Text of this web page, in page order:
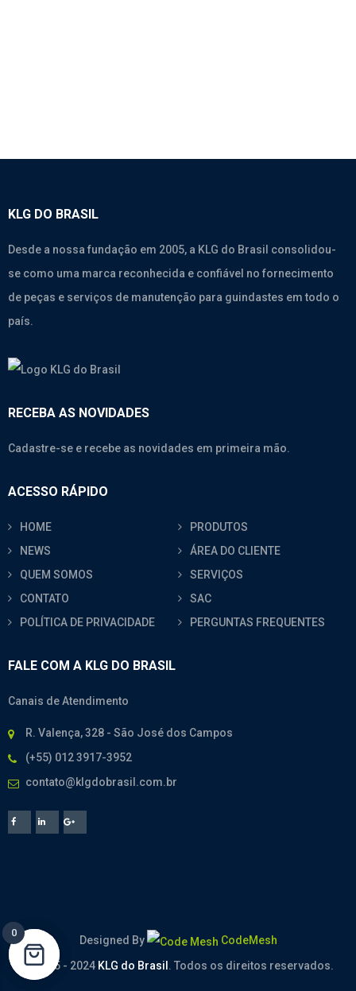
KLG DO BRASIL
Desde a nossa fundação em 2005, a KLG do Brasil consolidou-
se como uma marca reconhecida e confiável no fornecimento
de peças e serviços de manutenção para guindastes em todo o
país.
RECEBA AS NOVIDADES
Cadastre-se e recebe as novidades em primeira mão.
ACESSO RÁPIDO
HOME
PRODUTOS
NEWS
ÁREA DO CLIENTE
QUEM SOMOS
SERVIÇOS
CONTATO
SAC
POLÍTICA DE PRIVACIDADE
PERGUNTAS FREQUENTES
FALE COM A KLG DO BRASIL
Canais de Atendimento
R. Valença, 328 - São José dos Campos
(+55) 012 3917-3952
contato@klgdobrasil.com.br
Designed By
CodeMesh
© 2005 - 2024 KLG do Brasil . Todos os direitos reservados.
0
0